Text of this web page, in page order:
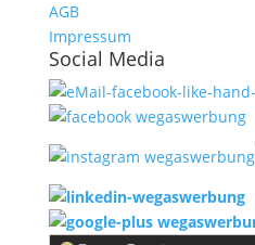
AGB
Impressum
Social Media